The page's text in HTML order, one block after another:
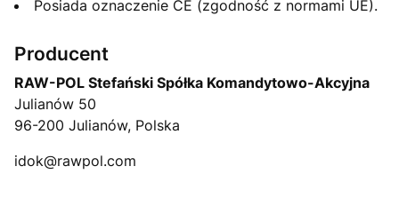
Posiada oznaczenie CE (zgodność z normami UE).
Producent
RAW-POL Stefański Spółka Komandytowo-Akcyjna
Julianów 50
96-200 Julianów, Polska
idok@rawpol.com